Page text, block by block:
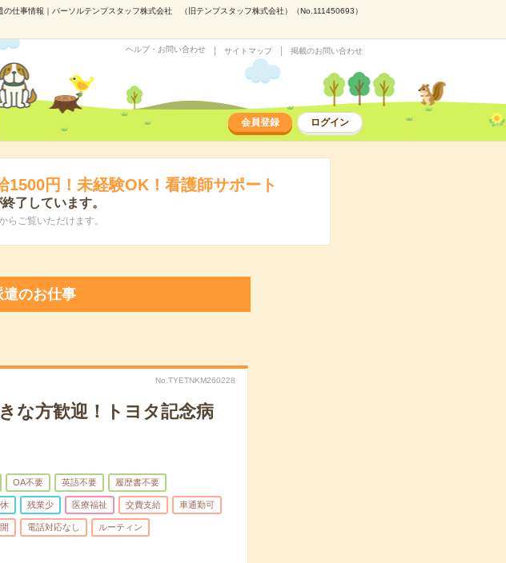
仕事情報｜パーソルテンプスタッフ株式会社 （旧テンプスタッフ株式会社）（No.111450693）
ヘルプ・お問い合わせ サイトマップ 掲載のお問い合わせ
会員登録 ログイン
1500円！未経験OK！看護師サポート
了しています。
ご覧いただけます。
遣のお仕事
No.TYETNKM260228
な方歓迎！トヨタ記念病
OA不要 英語不要 履歴書不要
残業少 医療福祉 交費支給 車通勤可
電話対応なし ルーティン